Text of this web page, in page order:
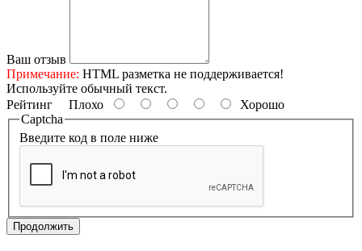
Ваш отзыв
Примечание: HTML разметка не поддерживается!
Используйте обычный текст.
Рейтинг Плохо
Хорошо
Captcha
Введите код в поле ниже
Продолжить